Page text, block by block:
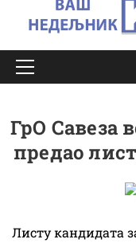
Примарy
ГрО Савеза
предао
Листу кандидата